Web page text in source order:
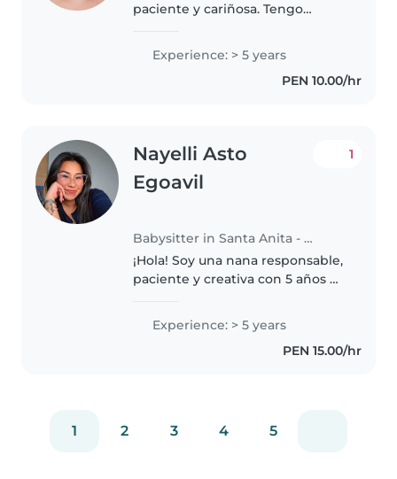
paciente y cariñosa. Tengo
pequeños, acompañándolos en
sus rutinas diarias, juegos,
alimentación y descanso. Me
Experience: > 5 years
PEN 10.00/hr
Nayelli Asto
Egoavil
Babysitter in Santa Anita - Los Ficus
1
¡Hola! Soy una nana responsable,
paciente y creativa con 5 años de
edad de guardería, preescolar y
primaria. Actualmente
estudiante de la carrera de
Experience: > 5 years
PEN 15.00/hr
1 2 3 4 5